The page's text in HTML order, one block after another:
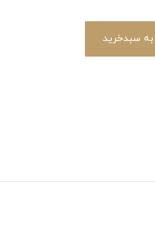
به سبدخرید